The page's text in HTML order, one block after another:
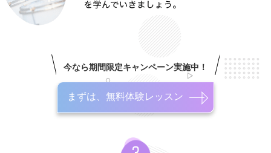
今なら期間限定キャンペーン実施中！
まずは、無料体験レッスン